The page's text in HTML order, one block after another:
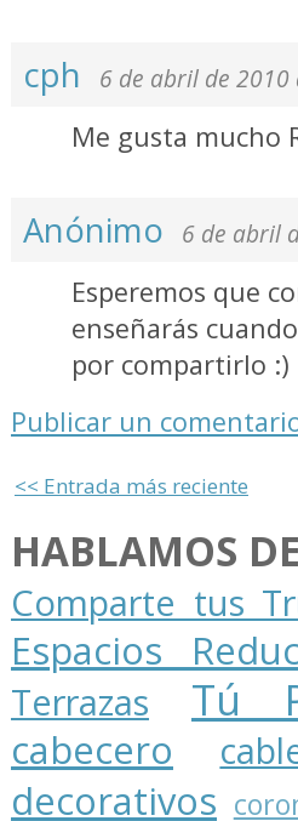
cph 6 de abril de 2010
Me gusta mucho
Anónimo 6 de abril
Esperemos que
enseñarás
por compartirlo :)
Publicar un
<< Entrada más reciente
HABLAMOS DE
Comparte tus
Espacios
Terrazas Tú
cabecero
decorativos